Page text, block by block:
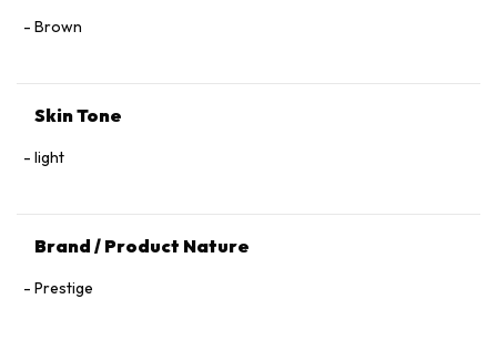
Brown
Skin Tone
light
Brand / Product Nature
Prestige